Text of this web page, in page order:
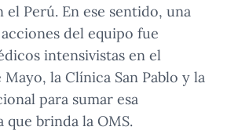
el Perú. En ese sentido, una
del equipo fue
intensivistas en el
la Clínica San Pablo y la
para sumar esa
brinda la OMS.